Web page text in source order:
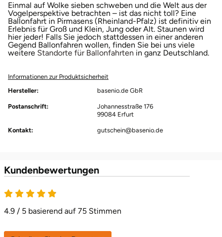
Einmal auf Wolke sieben schweben und die Welt aus der
Vogelperspektive betrachten – ist das nicht toll? Eine
Ballonfahrt in Pirmasens (Rheinland-Pfalz) ist definitiv ein
Erlebnis für Groß und Klein, Jung oder Alt. Staunen wird
hier jeder! Falls Sie jedoch stattdessen in einer anderen
Gegend Ballonfahren wollen, finden Sie bei uns viele
weitere Standorte für Ballonfahrten in ganz Deutschland.
Informationen zur Produktsicherheit
Hersteller:
basenio.de GbR
Postanschrift:
Johannesstraße 176
99084 Erfurt
Kontakt: gutschein@basenio.de
Kundenbewertungen
4.9 von 5
4.9 / 5 basierend auf 75 Stimmen
Leipzig
Leutkirch
Lübeck
Main-Kinzig-Kreis